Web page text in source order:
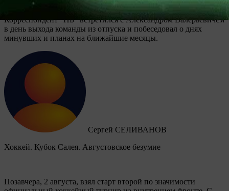
Кубке и Суперкубке Беларуси. Результаты впечатляют.
Корреспондент “ПБ” встретился с Александром Валерьевичем
в день выхода команды из отпуска и побеседовал о днях
минувших и планах на ближайшие месяцы.
Сергей СЕЛИВАНОВ
Хоккей. Кубок Салея. Августовское безумие
Позавчера, 2 августа, взял старт второй по значимости